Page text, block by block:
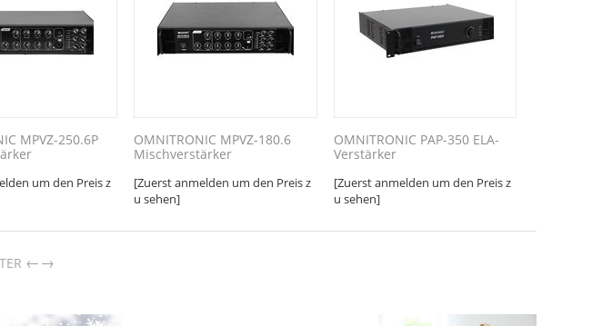
MPVZ-250.6P
um den Preis z
OMNITRONIC MPVZ-180.6
Mischverstärker
[Zuerst anmelden um den Preis z
u sehen]
OMNITRONIC PAP-350 ELA-
Verstärker
[Zuerst anmelden um den Preis z
u sehen]
→